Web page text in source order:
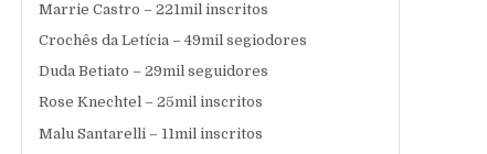
Marrie Castro – 221mil inscritos
Crochês da Letícia – 49mil segiodores
Duda Betiato – 29mil seguidores
Rose Knechtel – 25mil inscritos
Malu Santarelli – 11mil inscritos